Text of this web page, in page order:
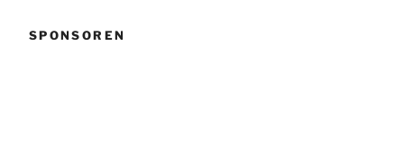
SPONSOREN